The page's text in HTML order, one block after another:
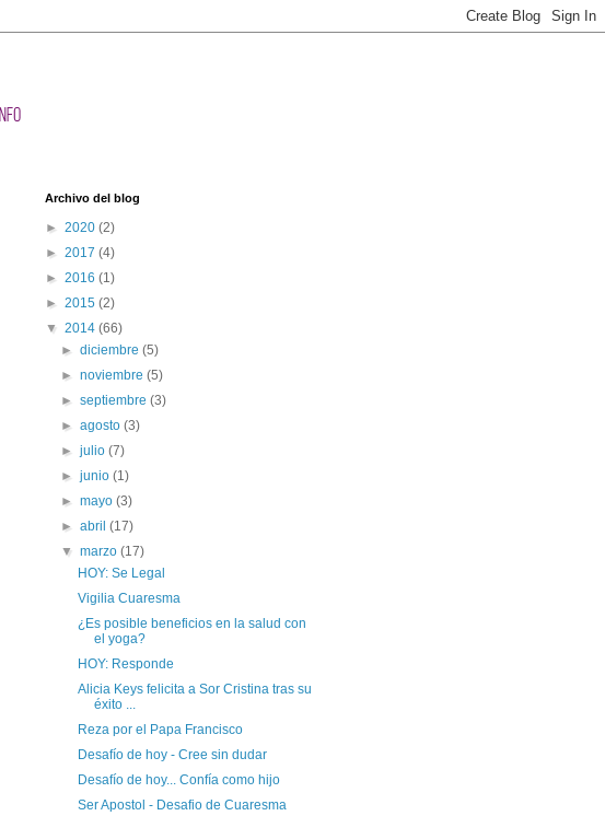
Archivo del blog
► 2020 (2)
► 2017 (4)
► 2016 (1)
► 2015 (2)
▼ 2014 (66)
►diciembre(5)
►noviembre(5)
►septiembre(3)
►agosto(3)
►julio(7)
►junio(1)
►mayo(3)
►abril(17)
▼marzo(17)
HOY: Se Legal
Vigilia Cuaresma
¿Es posible beneficios en la salud con
el yoga?
HOY: Responde
Alicia Keys felicita a Sor Cristina tras su
éxito ...
Reza por el Papa Francisco
Desafío de hoy - Cree sin dudar
Desafío de hoy... Confía como hijo
Ser Apostol - Desafio de Cuaresma